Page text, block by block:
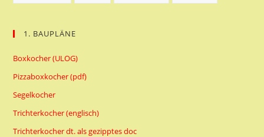
1. BAUPLÄNE
Boxkocher (ULOG)
Pizzaboxkocher (pdf)
Segelkocher
Trichterkocher (englisch)
Trichterkocher dt. als gezipptes doc